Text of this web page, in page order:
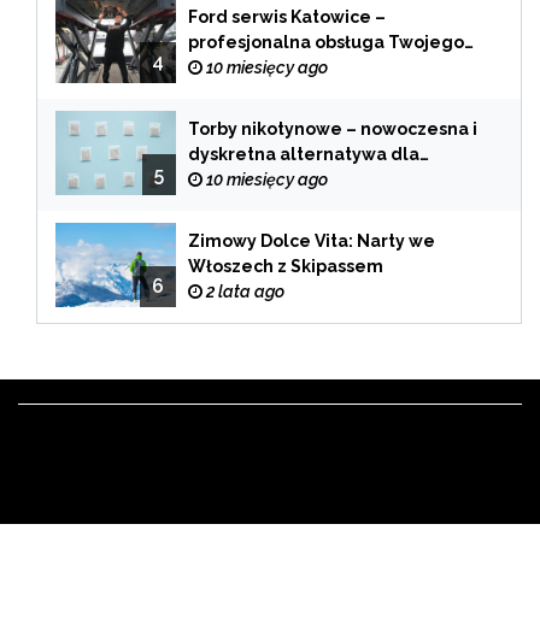
4
Ford serwis Katowice –
profesjonalna obsługa Twojego
samochodu
10 miesięcy ago
5
Torby nikotynowe – nowoczesna i
dyskretna alternatywa dla
tradycyjnego palenia
10 miesięcy ago
6
Zimowy Dolce Vita: Narty we
Włoszech z Skipassem
2 lata ago